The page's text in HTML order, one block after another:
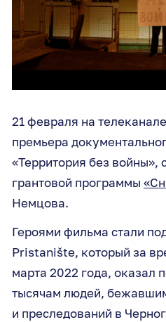
21 февраля на
премьера
«Территория без войны»,
грантовой программы
Немцова.
Героями фильма стали
Pristanište, который за
марта 2022 года, оказал
тысячам людей,
и преследований в